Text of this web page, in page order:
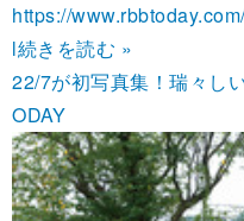
https://
l続きを読む »
22/7が初写真集！瑞々し
ODAY